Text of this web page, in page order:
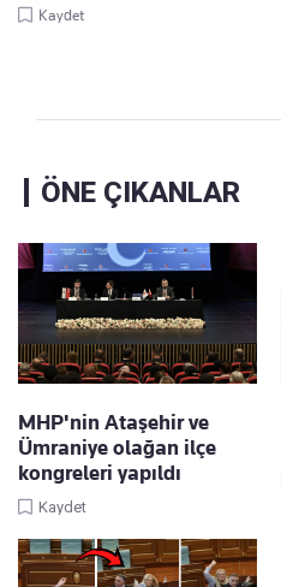
Kaydet
ÖNE ÇIKANLAR
MHP'nin Ataşehir ve
Ümraniye olağan ilçe
kongreleri yapıldı
Kaydet